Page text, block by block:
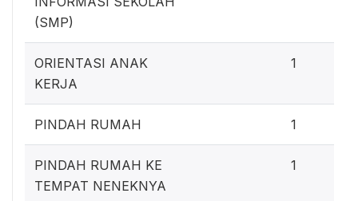
(SMP)
ORIENTASI ANAK
KERJA
1
PINDAH RUMAH 1
PINDAH RUMAH KE
TEMPAT NENEKNYA
1